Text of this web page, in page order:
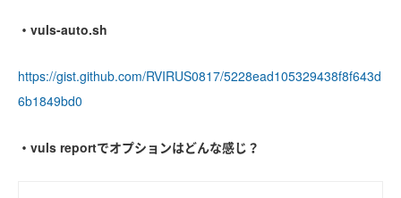
・vuls-auto.sh
https://gist.github.com/RVIRUS0817/5228ead105329438f8f643d
6b1849bd0
・vuls reportでオプションはどんな感じ？